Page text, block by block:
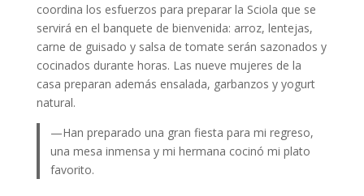
coordina los esfuerzos para preparar la Sciola que se
servirá en el banquete de bienvenida: arroz, lentejas,
carne de guisado y salsa de tomate serán sazonados y
cocinados durante horas. Las nueve mujeres de la
casa preparan además ensalada, garbanzos y yogurt
natural.
—Han preparado una gran fiesta para mi regreso,
una mesa inmensa y mi hermana cocinó mi plato
favorito.